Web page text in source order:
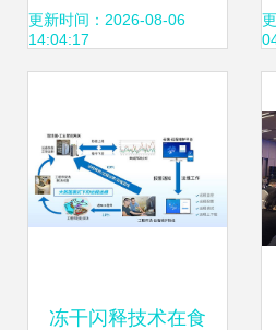
控件全面指南
更新时间：2026-08-06
14:04:17
冻干闪释技术在食